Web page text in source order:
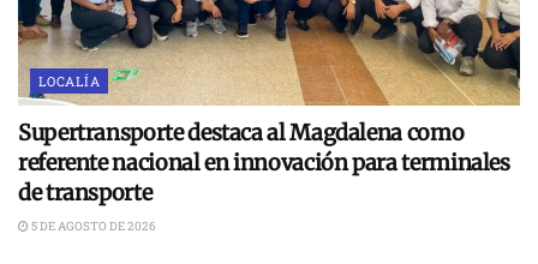
LOCALÍA
Supertransporte destaca al Magdalena como
referente nacional en innovación para terminales
de transporte
5 DE AGOSTO DE 2026